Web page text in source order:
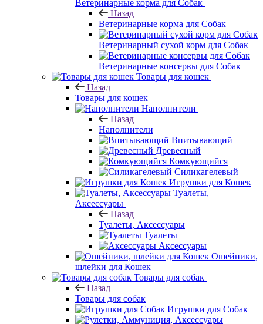
Ветеринарные корма для Собак
Назад
Ветеринарные корма для Собак
Ветеринарный сухой корм для Собак
Ветеринарные консервы для Собак
Товары для кошек
Назад
Товары для кошек
Наполнители
Назад
Наполнители
Впитывающий
Древесный
Комкующийся
Силикагелевый
Игрушки для Кошек
Туалеты,
Аксессуары
Назад
Туалеты, Аксессуары
Туалеты
Аксессуары
Ошейники,
шлейки для Кошек
Товары для собак
Назад
Товары для собак
Игрушки для Собак